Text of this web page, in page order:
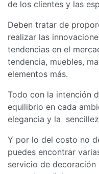
de los clientes y las
Deben tratar de
realizar las
tendencias en el
tendencia, muebles,
elementos más.
Todo con la intención
equilibrio en cada
elegancia y la
Y por lo del costo no
puedes encontrar
servicio de decoración